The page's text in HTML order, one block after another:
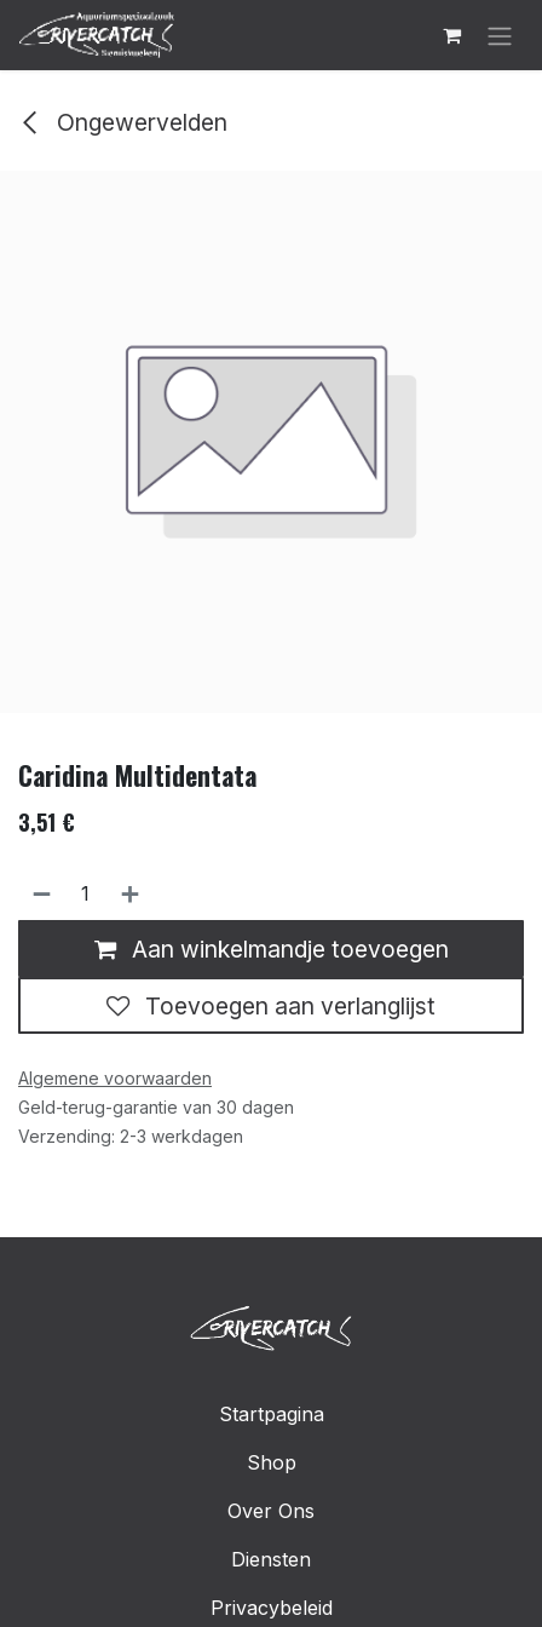
Overslaan naar inhoud
Ongewervelden
Caridina Multidentata
3,51 €
Aan winkelmandje toevoegen
Toevoegen aan verlanglijst
Algemene voorwaarden
Geld-terug-garantie van 30 dagen
Verzending: 2-3 werkdagen
Startpagina
Shop
Over Ons
Diensten
Privacybeleid